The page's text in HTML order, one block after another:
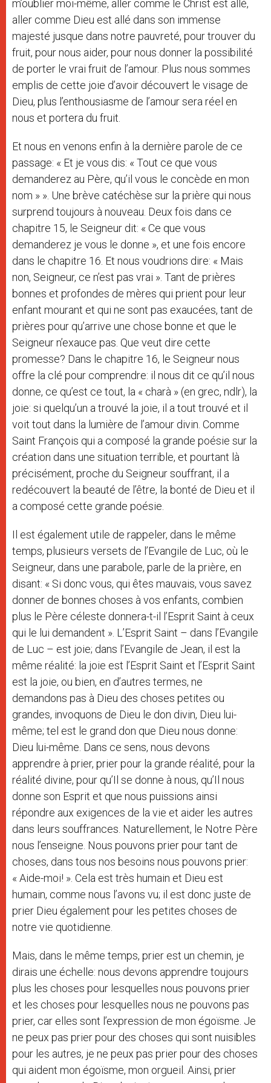
m’oublier moi-même, aller comme le Christ est allé,
aller comme Dieu est allé dans son immense
majesté jusque dans notre pauvreté, pour trouver du
fruit, pour nous aider, pour nous donner la possibilité
de porter le vrai fruit de l’amour. Plus nous sommes
emplis de cette joie d’avoir découvert le visage de
Dieu, plus l’enthousiasme de l’amour sera réel en
nous et portera du fruit.
Et nous en venons enfin à la dernière parole de ce
passage: « Et je vous dis: « Tout ce que vous
demanderez au Père, qu’il vous le concède en mon
nom » ». Une brève catéchèse sur la prière qui nous
surprend toujours à nouveau. Deux fois dans ce
chapitre 15, le Seigneur dit: « Ce que vous
demanderez je vous le donne », et une fois encore
dans le chapitre 16. Et nous voudrions dire: « Mais
non, Seigneur, ce n’est pas vrai ». Tant de prières
bonnes et profondes de mères qui prient pour leur
enfant mourant et qui ne sont pas exaucées, tant de
prières pour qu’arrive une chose bonne et que le
Seigneur n’exauce pas. Que veut dire cette
promesse? Dans le chapitre 16, le Seigneur nous
offre la clé pour comprendre: il nous dit ce qu’il nous
donne, ce qu’est ce tout, la « charà » (en grec, ndlr), la
joie: si quelqu’un a trouvé la joie, il a tout trouvé et il
voit tout dans la lumière de l’amour divin. Comme
Saint François qui a composé la grande poésie sur la
création dans une situation terrible, et pourtant là
précisément, proche du Seigneur souffrant, il a
redécouvert la beauté de l’être, la bonté de Dieu et il
a composé cette grande poésie.
Il est également utile de rappeler, dans le même
temps, plusieurs versets de l’Evangile de Luc, où le
Seigneur, dans une parabole, parle de la prière, en
disant: « Si donc vous, qui êtes mauvais, vous savez
donner de bonnes choses à vos enfants, combien
plus le Père céleste donnera-t-il l’Esprit Saint à ceux
qui le lui demandent ». L’Esprit Saint – dans l’Evangile
de Luc – est joie; dans l’Evangile de Jean, il est la
même réalité: la joie est l’Esprit Saint et l’Esprit Saint
est la joie, ou bien, en d’autres termes, ne
demandons pas à Dieu des choses petites ou
grandes, invoquons de Dieu le don divin, Dieu lui-
même; tel est le grand don que Dieu nous donne:
Dieu lui-même. Dans ce sens, nous devons
apprendre à prier, prier pour la grande réalité, pour la
réalité divine, pour qu’Il se donne à nous, qu’Il nous
donne son Esprit et que nous puissions ainsi
répondre aux exigences de la vie et aider les autres
dans leurs souffrances. Naturellement, le Notre Père
nous l’enseigne. Nous pouvons prier pour tant de
choses, dans tous nos besoins nous pouvons prier:
« Aide-moi! ». Cela est très humain et Dieu est
humain, comme nous l’avons vu; il est donc juste de
prier Dieu également pour les petites choses de
notre vie quotidienne.
Mais, dans le même temps, prier est un chemin, je
dirais une échelle: nous devons apprendre toujours
plus les choses pour lesquelles nous pouvons prier
et les choses pour lesquelles nous ne pouvons pas
prier, car elles sont l’expression de mon égoïsme. Je
ne peux pas prier pour des choses qui sont nuisibles
pour les autres, je ne peux pas prier pour des choses
qui aident mon égoïsme, mon orgueil. Ainsi, prier